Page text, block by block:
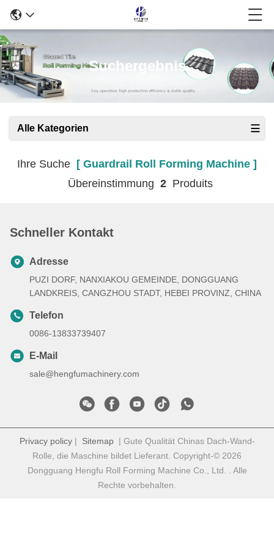
Suchergebnis
Alle Kategorien
Ihre Suche [ Guardrail Roll Forming Machine ]
Übereinstimmung 2Produits
Schneller Kontakt
Adresse
PUZI DORF, NANXIAKOU GEMEINDE, DONGGUANG
LANDKREIS, CANGZHOU STADT, HEBEI PROVINZ, CHINA
Telefon
0086-13833739407
E-Mail
sale@hengfumachinery.com
Privacy policy| Sitemap| Gute Qualität Chinas Dach-Wand-
Rolle, die Maschine bildet Lieferant. Copyright-© 2026
Dongguang Hengfu Roll Forming Machine Co., Ltd. . Alle
Rechte vorbehalten.